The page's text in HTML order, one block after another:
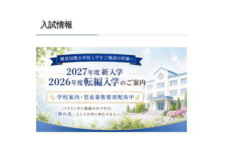
入試情報